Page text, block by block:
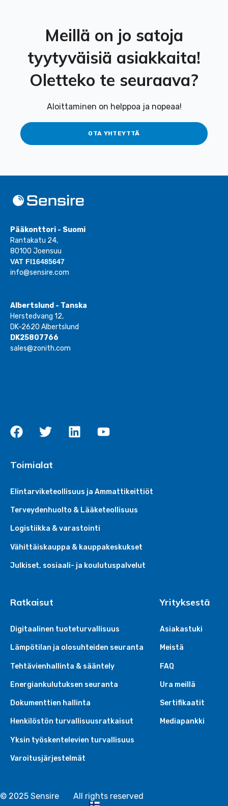
Meillä on jo satoja
tyytyväisiä asiakkaita!
Oletteko te seuraava?
Aloittaminen on helppoa ja nopeaa!
OTA YHTEYTTÄ
Pääkonttori - Suomi
Rantakatu 24,
80100 Joensuu
VAT FI16485647
info@sensire.com
Albertslund - Tanska
Herstedvang 12,
DK-2620 Albertslund
DK25807766
sales@zonith.com
Toimialat
Elintarviketeollisuus ja Ammattikeittiöt
Terveydenhuolto & Lääketeollisuus
Logistiikka & varastointi
Vähittäiskauppa & kauppakeskukset
Julkiset, sosiaali- ja koulutuspalvelut
Ratkaisut
Digitaalinen tuoteturvallisuus
Lämpötilan ja olosuhteiden seuranta
Tehtävienhallinta & sääntely
Energiankulutuksen seuranta
Dokumenttien hallinta
Henkilöstön turvallisuusratkaisut
Yksin työskentelevien turvallisuus
Varoitusjärjestelmät
Yrityksestä
Asiakastuki
Meistä
FAQ
Ura meillä
Sertifikaatit
Mediapankki
© 2025 Sensire All rights reserved